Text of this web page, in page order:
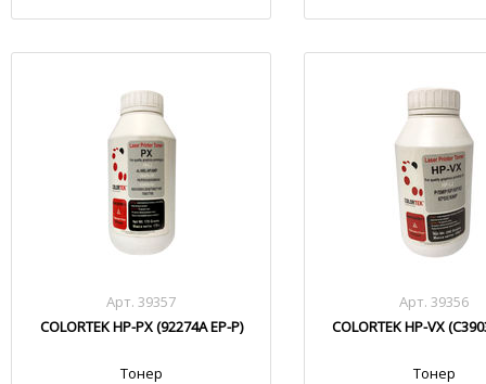
Арт. 39357
COLORTEK HP-PX (92274A EP-P)
Тонер
Арт. 39356
COLORTEK HP-VX
Тонер